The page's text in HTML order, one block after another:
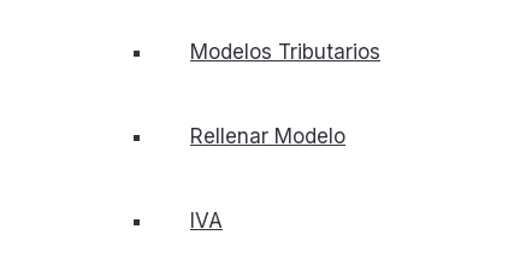
Modelos Tributarios
Rellenar Modelo
IVA